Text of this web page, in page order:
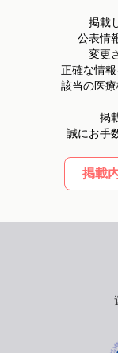
掲載
公表情
変更
正確な情
該当の医
掲
誠にお手
掲載